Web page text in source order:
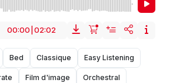
00:00 02:02
Bed Classique Easy Listening
Film d'image Orchestral